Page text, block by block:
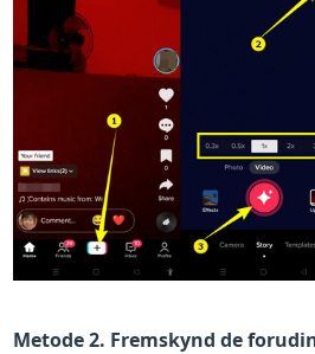
Metode 2. Fremskynd de